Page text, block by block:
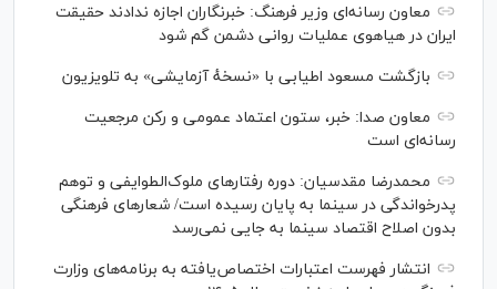
معاون رسانه‌ای وزیر فرهنگ: خبرنگاران اجازه ندادند حقیقت
ایران در هیاهوی عملیات روانی دشمن گم شود
بازگشت مسعود اطیابی با «نسخهٔ آزمایشی» به تلویزیون
معاون صدا: خبر، ستون اعتماد عمومی و رکن مرجعیت
رسانه‌ای است
محمدرضا مقدسیان: دوره رفتارهای ملوک‌الطوایفی و توهم
پدرخواندگی در سینما به پایان رسیده است/ شعارهای فرهنگی
بدون اصلاح اقتصاد سینما به جایی نمی‌رسد
انتشار فهرست اعتبارات اختصاص‌یافته به برنامه‌های وزارت